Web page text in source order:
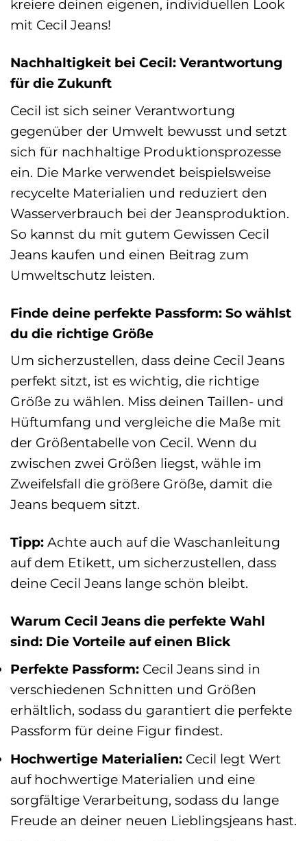
kreiere deinen eigenen, individuellen Look
mit Cecil Jeans!
Nachhaltigkeit bei Cecil: Verantwortung
für die Zukunft
Cecil ist sich seiner Verantwortung
gegenüber der Umwelt bewusst und setzt
sich für nachhaltige Produktionsprozesse
ein. Die Marke verwendet beispielsweise
recycelte Materialien und reduziert den
Wasserverbrauch bei der Jeansproduktion.
So kannst du mit gutem Gewissen Cecil
Jeans kaufen und einen Beitrag zum
Umweltschutz leisten.
Finde deine perfekte Passform: So wählst
du die richtige Größe
Um sicherzustellen, dass deine Cecil Jeans
perfekt sitzt, ist es wichtig, die richtige
Größe zu wählen. Miss deinen Taillen- und
Hüftumfang und vergleiche die Maße mit
der Größentabelle von Cecil. Wenn du
zwischen zwei Größen liegst, wähle im
Zweifelsfall die größere Größe, damit die
Jeans bequem sitzt.
Tipp: Achte auch auf die Waschanleitung
auf dem Etikett, um sicherzustellen, dass
deine Cecil Jeans lange schön bleibt.
Warum Cecil Jeans die perfekte Wahl
sind: Die Vorteile auf einen Blick
Perfekte Passform: Cecil Jeans sind in
verschiedenen Schnitten und Größen
erhältlich, sodass du garantiert die perfekte
Passform für deine Figur findest.
Hochwertige Materialien: Cecil legt Wert
auf hochwertige Materialien und eine
sorgfältige Verarbeitung, sodass du lange
Freude an deiner neuen Lieblingsjeans hast.